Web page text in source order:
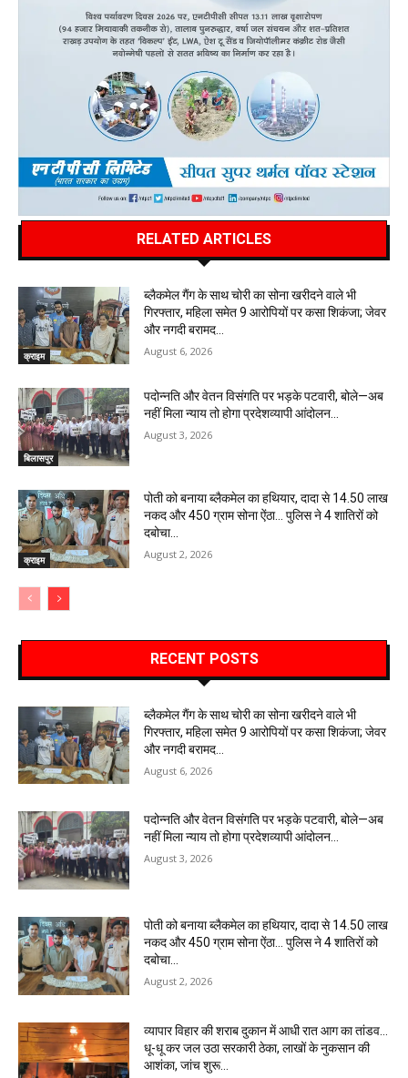
RELATED ARTICLES
क्राइम
ब्लैकमेल गैंग के साथ चोरी का सोना खरीदने वाले भी
गिरफ्तार, महिला समेत 9 आरोपियों पर कसा शिकंजा; जेवर
और नगदी बरामद…
August 6, 2026
बिलासपुर
पदोन्नति और वेतन विसंगति पर भड़के पटवारी, बोले—अब
नहीं मिला न्याय तो होगा प्रदेशव्यापी आंदोलन…
August 3, 2026
क्राइम
पोती को बनाया ब्लैकमेल का हथियार, दादा से 14.50 लाख
नकद और 450 ग्राम सोना ऐंठा… पुलिस ने 4 शातिरों को
दबोचा…
August 2, 2026
RECENT POSTS
ब्लैकमेल गैंग के साथ चोरी का सोना खरीदने वाले भी
गिरफ्तार, महिला समेत 9 आरोपियों पर कसा शिकंजा; जेवर
और नगदी बरामद…
August 6, 2026
पदोन्नति और वेतन विसंगति पर भड़के पटवारी, बोले—अब
नहीं मिला न्याय तो होगा प्रदेशव्यापी आंदोलन…
August 3, 2026
पोती को बनाया ब्लैकमेल का हथियार, दादा से 14.50 लाख
नकद और 450 ग्राम सोना ऐंठा… पुलिस ने 4 शातिरों को
दबोचा…
August 2, 2026
व्यापार विहार की शराब दुकान में आधी रात आग का तांडव…
धू-धू कर जल उठा सरकारी ठेका, लाखों के नुकसान की
आशंका, जांच शुरू…